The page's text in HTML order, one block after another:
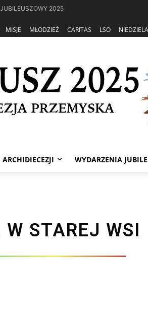
2025
MISJE MŁODZIEŻ CARITAS LSO NIEDZIELA
WYDARZENIA
STAREJ WSI